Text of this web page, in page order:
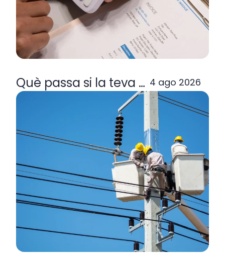
Què passa si la teva 4 ago 2026